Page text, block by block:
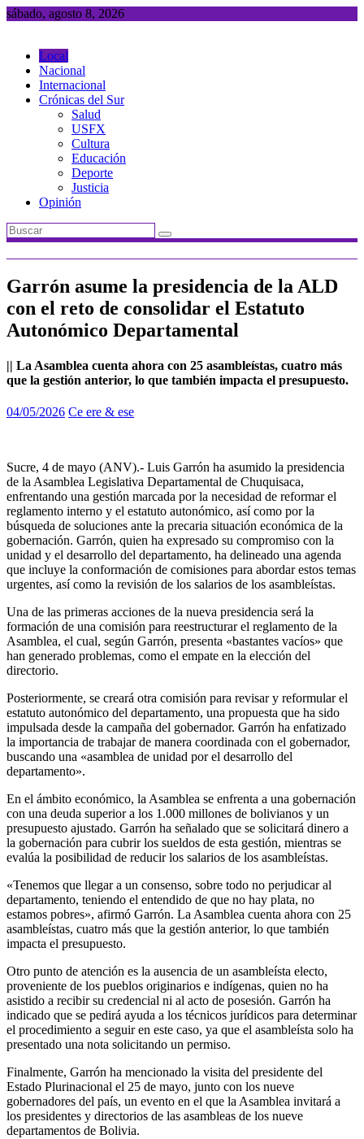
Saltar
sábado, agosto 8, 2026
Local
Nacional
Internacional
Crónicas del Sur
Salud
USFX
Cultura
Educación
Deporte
Justicia
Opinión
Garrón asume la presidencia de la ALD
con el reto de consolidar el Estatuto
Autonómico Departamental
|| La Asamblea cuenta ahora con 25 asambleístas, cuatro más
que la gestión anterior, lo que también impacta el presupuesto.
04/05/2026 Ce ere & ese
Sucre, 4 de mayo (ANV).- Luis Garrón ha asumido la presidencia
de la Asamblea Legislativa Departamental de Chuquisaca,
enfrentando una gestión marcada por la necesidad de reformar el
reglamento interno y el estatuto autonómico, así como por la
búsqueda de soluciones ante la precaria situación económica de la
gobernación. Garrón, quien ha expresado su compromiso con la
unidad y el desarrollo del departamento, ha delineado una agenda
que incluye la conformación de comisiones para abordar estos temas
urgentes, así como la revisión de los salarios de los asambleístas.
Una de las primeras acciones de la nueva presidencia será la
formación de una comisión para reestructurar el reglamento de la
Asamblea, el cual, según Garrón, presenta «bastantes vacíos» que
han generado problemas, como el empate en la elección del
directorio.
Posteriormente, se creará otra comisión para revisar y reformular el
estatuto autonómico del departamento, una propuesta que ha sido
impulsada desde la campaña del gobernador. Garrón ha enfatizado
la importancia de trabajar de manera coordinada con el gobernador,
buscando una «asamblea de unidad por el desarrollo del
departamento».
En el ámbito económico, la Asamblea se enfrenta a una gobernación
con una deuda superior a los 1.000 millones de bolivianos y un
presupuesto ajustado. Garrón ha señalado que se solicitará dinero a
la gobernación para cubrir los sueldos de esta gestión, mientras se
evalúa la posibilidad de reducir los salarios de los asambleístas.
«Tenemos que llegar a un consenso, sobre todo no perjudicar al
departamento, teniendo el entendido de que no hay plata, no
estamos pobres», afirmó Garrón. La Asamblea cuenta ahora con 25
asambleístas, cuatro más que la gestión anterior, lo que también
impacta el presupuesto.
Otro punto de atención es la ausencia de un asambleísta electo,
proveniente de los pueblos originarios e indígenas, quien no ha
asistido a recibir su credencial ni al acto de posesión. Garrón ha
indicado que se pedirá ayuda a los técnicos jurídicos para determinar
el procedimiento a seguir en este caso, ya que el asambleísta solo ha
presentado una nota solicitando un permiso.
Finalmente, Garrón ha mencionado la visita del presidente del
Estado Plurinacional el 25 de mayo, junto con los nueve
gobernadores del país, un evento en el que la Asamblea invitará a
los presidentes y directorios de las asambleas de los nueve
departamentos de Bolivia.